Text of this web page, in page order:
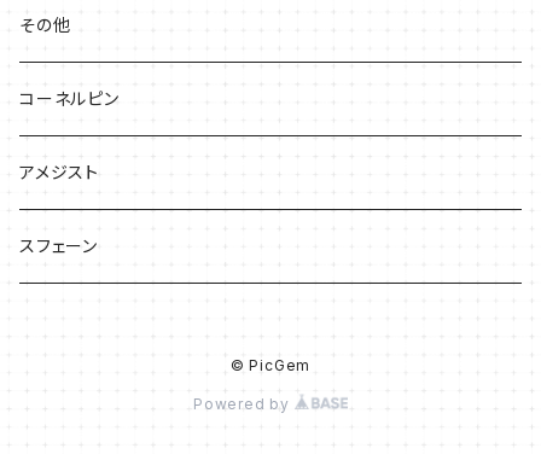
その他
コーネルピン
アメジスト
スフェーン
© PicGem
Powered by